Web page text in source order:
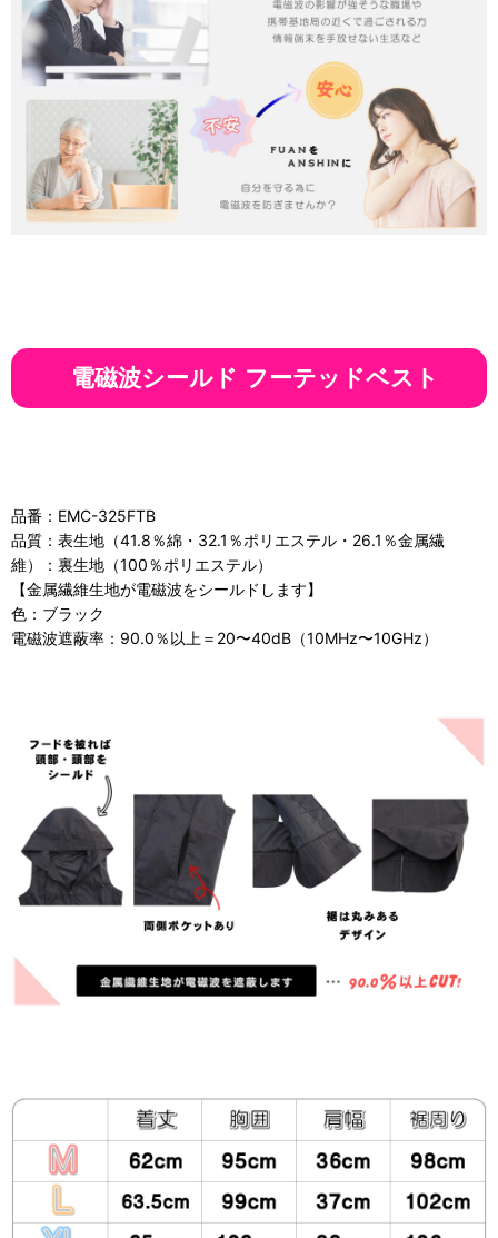
電磁波シールド フーテッドベスト
品番：EMC-325FTB
品質：表生地（41.8％綿・32.1％ポリエステル・26.1％金属繊
維）：裏生地（100％ポリエステル）
【金属繊維生地が電磁波をシールドします】
色：ブラック
電磁波遮蔽率：90.0％以上＝20〜40dB（10MHz〜10GHz）